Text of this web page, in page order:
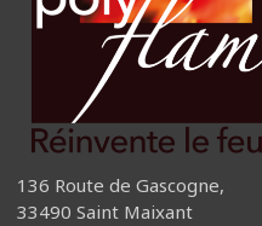
136 Route de Gascogne,
33490 Saint Maixant